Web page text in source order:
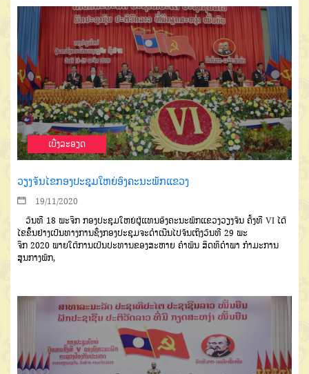
ເບີ່ງລະອຽດ
ວຽງຈັນໄຂກອງປະຊຸມໃຫຍ່ອົງຄະນະພັກແຂວງ
19/11/2020
ວັນທີ 18 ພະຈິກ ກອງປະຊຸມໃຫຍ່ຜູ້ແທນອົງຄະນະພັກແຂວງວຽງຈັນ ຄັ້ງທີ VI ໄດ້
ໄຂຂຶ້ນຢ່າງເປັນທາງການຊຶ່ງກອງປະຊຸມຈະດຳເນີນໄປຈົນເຖິງວັນທີ 29 ພະ
ຈິກ 2020 ພາຍໃຕ້ການເປັນປະທານຂອງສະຫາຍ ຄໍາພັນ ສິດທິດໍາພາ ກຳມະການ
ສູນກາງພັກ,